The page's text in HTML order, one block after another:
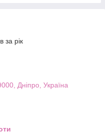
за рік
Дніпро, Україна